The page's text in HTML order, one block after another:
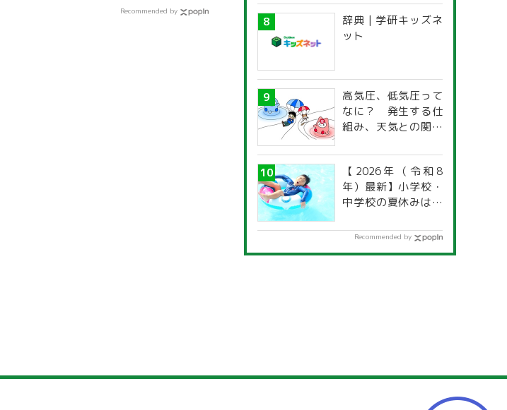
Recommended by
辞典 | 学研キッズネ
ット
高気圧、低気圧って
なに？ 発生する仕
組み、天気との関係
【2026年（令和8
年）最新】小学校・
中学校の夏休みはい
道府県別「夏季休暇
Recommended by